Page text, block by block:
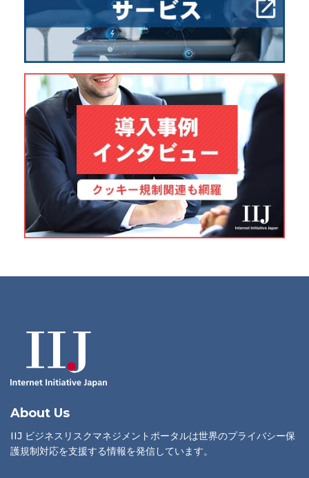
About Us
IIJ ビジネスリスクマネジメントポータルは世界のプライバシー保
護規制対応を支援する情報を発信しています。